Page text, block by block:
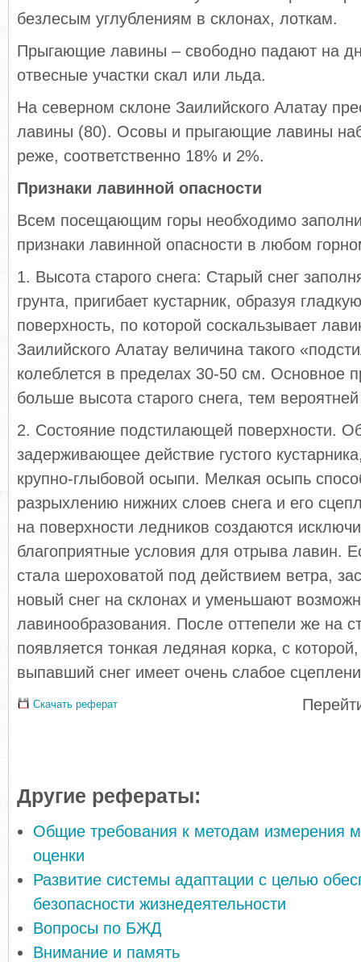
безлесым углублениям в склонах, лоткам.
Прыгающие лавины – свободно падают на
отвесные участки скал или льда.
На северном склоне Заилийского Алатау
лавины (80). Осовы и прыгающие лавины
реже, соответственно 18% и 2%.
Признаки лавинной опасности
Всем посещающим горы необходимо
признаки лавинной опасности в любом
1. Высота старого снега: Старый снег
грунта, пригибает кустарник, образуя
поверхность, по которой соскальзывает
Заилийского Алатау величина такого
колеблется в пределах 30-50 см. Основное
больше высота старого снега, тем
2. Состояние подстилающей поверхности.
задерживающее действие густого
крупно-глыбовой осыпи. Мелкая осыпь
разрыхлению нижних слоев снега и его
на поверхности ледников создаются
благоприятные условия для отрыва лавин.
стала шероховатой под действием ветра,
новый снег на склонах и уменьшают
лавинообразования. После оттепели же на
появляется тонкая ледяная корка, с
выпавший снег имеет очень слабое
Скачать реферат
Другие рефераты:
Общие требования к методам измерения
оценки
Развитие системы адаптации с целью
безопасности жизнедеятельности
Вопросы по БЖД
Внимание и память